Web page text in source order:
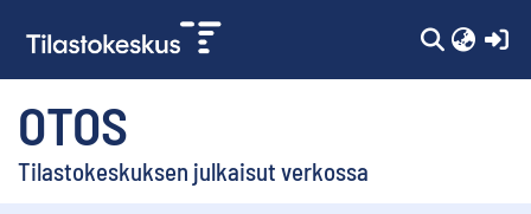
OTOS
Tilastokeskuksen julkaisut verkossa